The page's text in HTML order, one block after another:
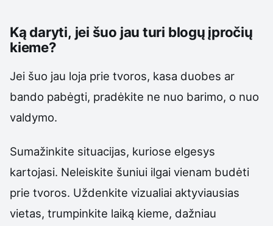
Ką daryti, jei šuo jau turi blogų įpročių
kieme?
Jei šuo jau loja prie tvoros, kasa duobes ar
bando pabėgti, pradėkite ne nuo barimo, o nuo
valdymo.
Sumažinkite situacijas, kuriose elgesys
kartojasi. Neleiskite šuniui ilgai vienam budėti
prie tvoros. Uždenkite vizualiai aktyviausias
vietas, trumpinkite laiką kieme, dažniau